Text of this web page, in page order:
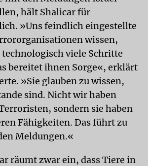
hält Shalicar für
»Uns feindlich eingestellte
wissen,
viele Schritte
bereitet ihnen Sorge«, erklärt
»Sie glauben zu wissen,
sind. Nicht wir haben
sondern sie haben
Fähigkeiten. Das führt zu
Meldungen.«
räumt zwar ein, dass Tiere in